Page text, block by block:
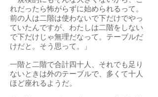
れだったら怖がらずに始められるって。
前の人は二階は使わないで下だけでやっ
ていたんですが、わたしは二階をしない
で下だけじゃ無理だなって。テーブルだ
けだと。そう思って。」
一階と二階で合計四十人、それでも足り
ないときは外のテーブルで、多くて十人
ほど座れるようだ。